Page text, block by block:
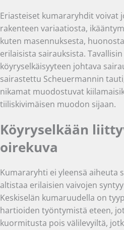
Eriasteiset kumararyhdit voivat
rakenteen variaatiosta,
kuten masennuksesta,
erilaisista sairauksista.
köyryselkäisyyteen johtava
sairastettu Scheuermannin
nikamat muodostuvat
tiiliskivimäisen muodon sijaan.
Köyryselkään
oirekuva
Kumararyhti ei yleensä aiheuta
altistaa erilaisien vaivojen
Keskiselän kumaruudella on
hartioiden työntymistä eteen,
kuormitusta pois välilevyiltä,